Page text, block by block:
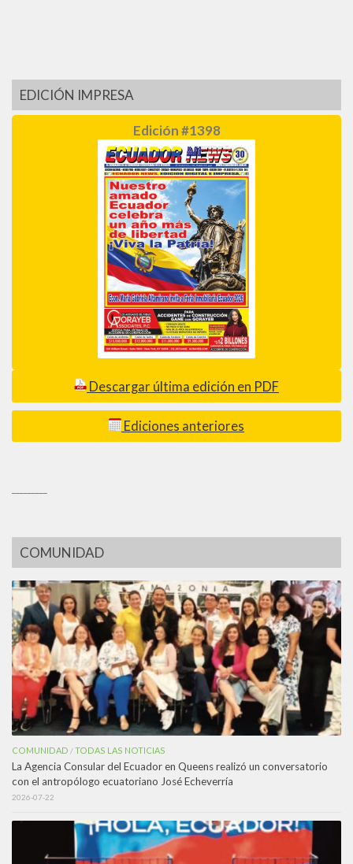
EDICIÓN IMPRESA
Edición #1398
Descargar última edición en PDF
Ediciones anteriores
COMUNIDAD
COMUNIDAD /TODAS LAS NOTICIAS
La Agencia Consular del Ecuador en Queens realizó un conversatorio
con el antropólogo ecuatoriano José Echeverría
2026-07-22